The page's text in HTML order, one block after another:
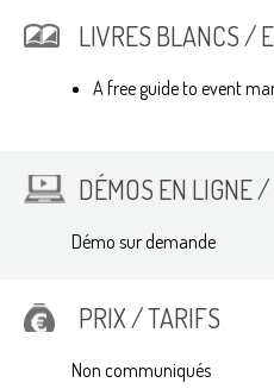
LIVRES BLANCS /
A free guide to event
DÉMOS EN LIGNE
Démo sur demande
PRIX / TARIFS
Non communiqués